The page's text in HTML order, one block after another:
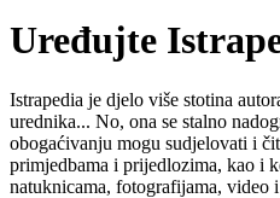
Uređujte
Istrapedia je djelo više stotina
urednika... No, ona se stalno
obogaćivanju mogu sudjelovati i
primjedbama i prijedlozima, kao i
natuknicama, fotografijama, video